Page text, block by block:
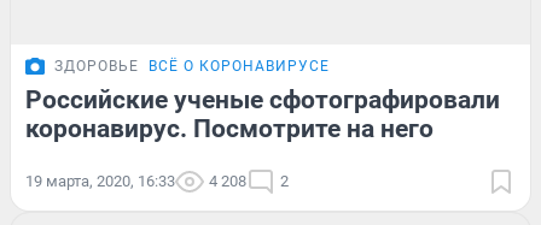
ЗДОРОВЬЕ ВСЁ О КОРОНАВИРУСЕ
Российские ученые сфотографировали
коронавирус. Посмотрите на него
19 марта, 2020, 16:33 4 208 2